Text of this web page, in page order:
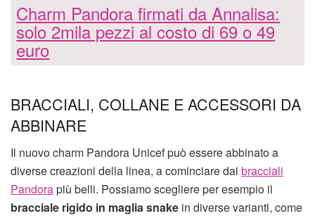
Charm Pandora firmati da Annalisa:
solo 2mila pezzi al costo di 69 o 49
euro
BRACCIALI, COLLANE E ACCESSORI DA
ABBINARE
Il nuovo charm Pandora Unicef può essere abbinato a
diverse creazioni della linea, a cominciare dai bracciali
Pandorapiù belli. Possiamo scegliere per esempio il
bracciale rigido in maglia snake in diverse varianti, come